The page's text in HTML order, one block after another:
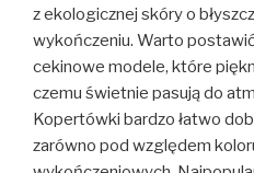
z ekologicznej skóry o
wykończeniu. Warto
cekinowe modele, które
czemu świetnie pasują do
Kopertówki bardzo łatwo
zarówno pod względem